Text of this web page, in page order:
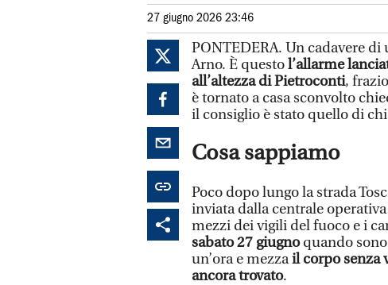
27 giugno 2026 23:46
PONTEDERA. Un cadavere
Arno. È questol’allarme
all’altezza di Pietroconti,
è tornato a casa sconvolto
il consiglio è stato quello di
Cosa sappiamo
Poco dopo lungo la strada
inviata dalla centrale
mezzi dei vigili del fuoco e i
sabato 27 giugnoquando
un’ora e mezzail corpo senza
ancora trovato.